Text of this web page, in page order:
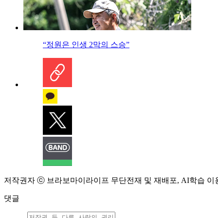
“정원은 인생 2막의 스승”
저작권자 ⓒ 브라보마이라이프 무단전재 및 재배포, AI학습 이
댓글